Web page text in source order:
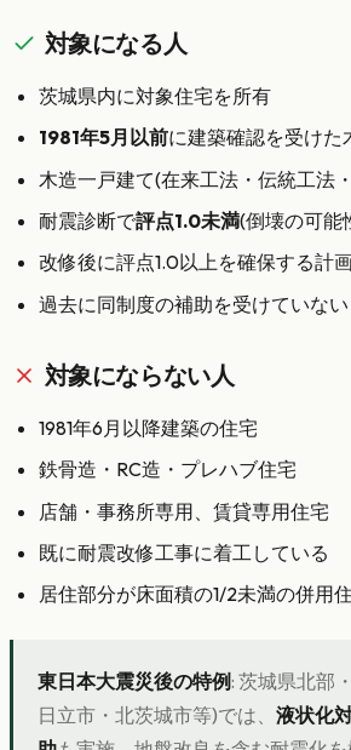
対象になる人
茨城県内に対象住宅を所有
1981年5月以前に建築確認を受けた
木造一戸建て(在来工法・伝統工法
耐震診断で評点1.0未満(倒壊の可能
改修後に評点1.0以上を確保する計
過去に同制度の補助を受けていない
対象にならない人
1981年6月以降建築の住宅
鉄骨造・RC造・プレハブ住宅
店舗・事務所専用、賃貸専用住宅
既に耐震改修工事に着工している
居住部分が床面積の1/2未満の併用
東日本大震災後の特例: 茨城県北部
日立市・北茨城市等)では、 液状化